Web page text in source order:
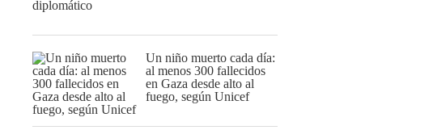
Un niño muerto cada día:
al menos 300 fallecidos
en Gaza desde alto al
fuego, según Unicef